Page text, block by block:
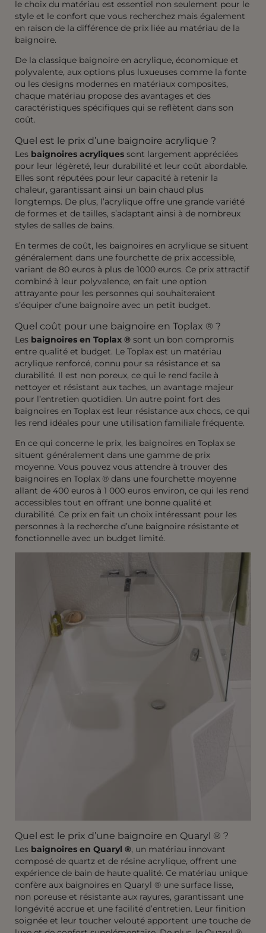
le choix du matériau est essentiel non seulement pour le
style et le confort que vous recherchez mais également
en raison de la différence de prix liée au matériau de la
baignoire.
De la classique baignoire en acrylique, économique et
polyvalente, aux options plus luxueuses comme la fonte
ou les designs modernes en matériaux composites,
chaque matériau propose des avantages et des
caractéristiques spécifiques qui se reflètent dans son
coût.
Quel est le prix d’une baignoire acrylique ?
Les baignoires acryliques sont largement appréciées
pour leur légèreté, leur durabilité et leur coût abordable.
Elles sont réputées pour leur capacité à retenir la
chaleur, garantissant ainsi un bain chaud plus
longtemps. De plus, l’acrylique offre une grande variété
de formes et de tailles, s’adaptant ainsi à de nombreux
styles de salles de bains.
En termes de coût, les baignoires en acrylique se situent
généralement dans une fourchette de prix accessible,
variant de 80 euros à plus de 1000 euros. Ce prix attractif
combiné à leur polyvalence, en fait une option
attrayante pour les personnes qui souhaiteraient
s’équiper d’une baignoire avec un petit budget.
Quel coût pour une baignoire en Toplax ® ?
Les baignoires en Toplax ® sont un bon compromis
entre qualité et budget. Le Toplax est un matériau
acrylique renforcé, connu pour sa résistance et sa
durabilité. Il est non poreux, ce qui le rend facile à
nettoyer et résistant aux taches, un avantage majeur
pour l’entretien quotidien. Un autre point fort des
baignoires en Toplax est leur résistance aux chocs, ce qui
les rend idéales pour une utilisation familiale fréquente.
En ce qui concerne le prix, les baignoires en Toplax se
situent généralement dans une gamme de prix
moyenne. Vous pouvez vous attendre à trouver des
baignoires en Toplax ® dans une fourchette moyenne
allant de 400 euros à 1 000 euros environ, ce qui les rend
accessibles tout en offrant une bonne qualité et
durabilité. Ce prix en fait un choix intéressant pour les
personnes à la recherche d’une baignoire résistante et
fonctionnelle avec un budget limité.
Quel est le prix d’une baignoire en Quaryl ® ?
Les baignoires en Quaryl ®, un matériau innovant
composé de quartz et de résine acrylique, offrent une
expérience de bain de haute qualité. Ce matériau unique
confère aux baignoires en Quaryl ® une surface lisse,
non poreuse et résistante aux rayures, garantissant une
longévité accrue et une facilité d’entretien. Leur finition
soignée et leur toucher velouté apportent une touche de